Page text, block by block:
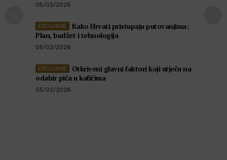
05/02/2026
Kako Hrvati pristupaju putovanjima:
Plan, budžet i tehnologija
05/02/2026
Otkriveni glavni faktori koji utječu na
odabir pića u kafićima
05/02/2026